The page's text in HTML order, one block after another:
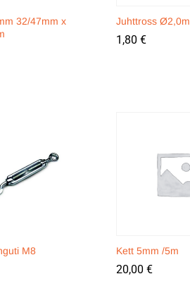
32/47mm x
Juhttross
1,80 €
1,80 €
M8 Kett 5mm /5m
20,00 €
20,00 €